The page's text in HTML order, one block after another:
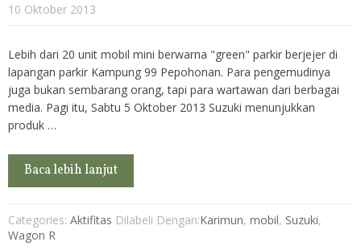
10 Oktober 2013
Lebih dari 20 unit mobil mini berwarna "green" parkir berjejer di
lapangan parkir Kampung 99 Pepohonan. Para pengemudinya
juga bukan sembarang orang, tapi para wartawan dari berbagai
media. Pagi itu, Sabtu 5 Oktober 2013 Suzuki menunjukkan
produk …
Baca lebih lanjut
Categories: Aktifitas Dilabeli Dengan:Karimun, mobil, Suzuki,
Wagon R